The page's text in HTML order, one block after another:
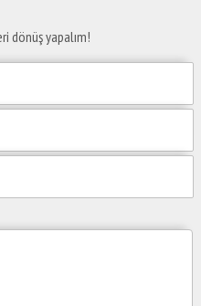
dönüş yapalım!